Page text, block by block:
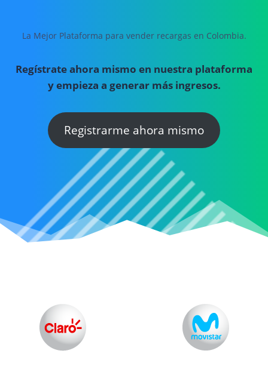
La Mejor Plataforma para vender recargas en Colombia.
Regístrate ahora mismo en nuestra plataforma
y empieza a generar más ingresos.
Registrarme ahora mismo